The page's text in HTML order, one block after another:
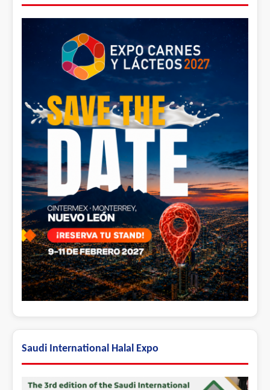
Saudi International Halal Expo